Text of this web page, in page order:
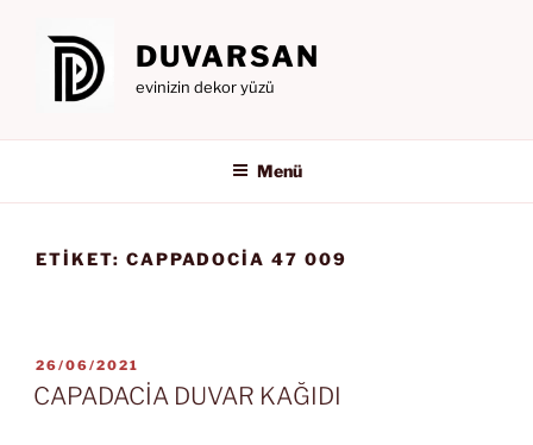
DUVARSAN
evinizin dekor yüzü
Menü
ETIKET: CAPPADOCIA 47 009
YAYIM
TARIHI
26/06/2021
CAPADACİA DUVAR KAĞIDI